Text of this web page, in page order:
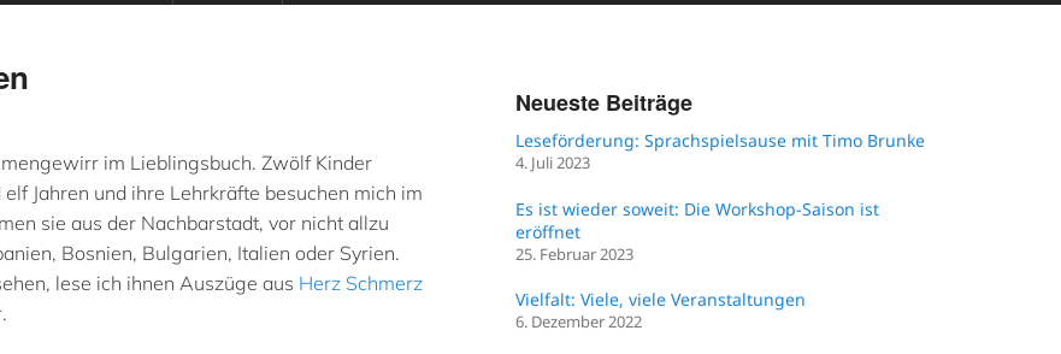
im Lieblingsbuch. Zwölf Kinder
Jahren und ihre Lehrkräfte besuchen mich im
sie aus der Nachbarstadt, vor nicht allzu
Bosnien, Bulgarien, Italien oder Syrien.
lese ich ihnen Auszüge aus Herz Schmerz
Neueste Beiträge
Leseförderung: Sprachspielsause mit Timo Brunke
4. Juli 2023
Es ist wieder soweit: Die Workshop-Saison ist
eröffnet
25. Februar 2023
Vielfalt: Viele, viele Veranstaltungen
6. Dezember 2022